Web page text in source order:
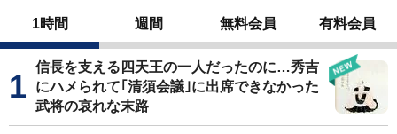
1時間 週間 無料会員 有料会員
信長を支える四天王の一人だったのに…秀吉
にハメられて｢清須会議｣に出席できなかった
武将の哀れな末路